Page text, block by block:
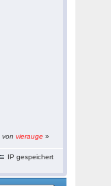
vonvierauge »
IP gespeichert